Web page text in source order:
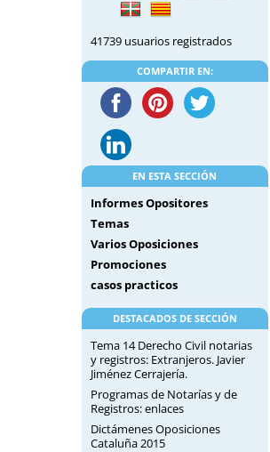
CONVENCIONES ANUALES
NUEVA ETAPA
POLÍTICA DE PRIVACIDAD
AVISO LEGAL
REPORTAR INCIDENCIA
LOGOTIPO
ENTREVISTAS
SONRISA
ENVÍA CORREO
CANALES DE VÍDEO
41739 usuarios registrados
COMPARTIR EN:
EN ESTA SECCIÓN
Informes Opositores
Temas
Varios Oposiciones
Promociones
casos practicos
DESTACADOS DE SECCIÓN
Tema 14 Derecho Civil notarias
y registros: Extranjeros. Javier
Jiménez Cerrajería.
Programas de Notarías y de
Registros: enlaces
Dictámenes Oposiciones
Cataluña 2015